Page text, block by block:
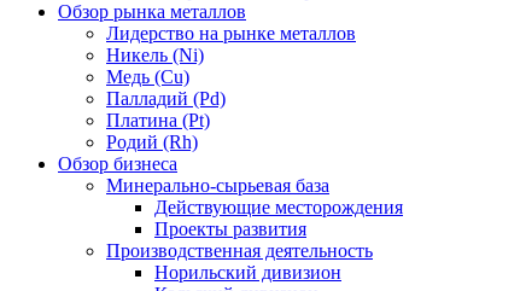
Обзор рынка металлов
Лидерство на рынке металлов
Никель (Ni)
Медь (Cu)
Палладий (Pd)
Платина (Pt)
Родий (Rh)
Обзор бизнеса
Минерально-сырьевая база
Действующие месторождения
Проекты развития
Производственная деятельность
Норильский дивизион